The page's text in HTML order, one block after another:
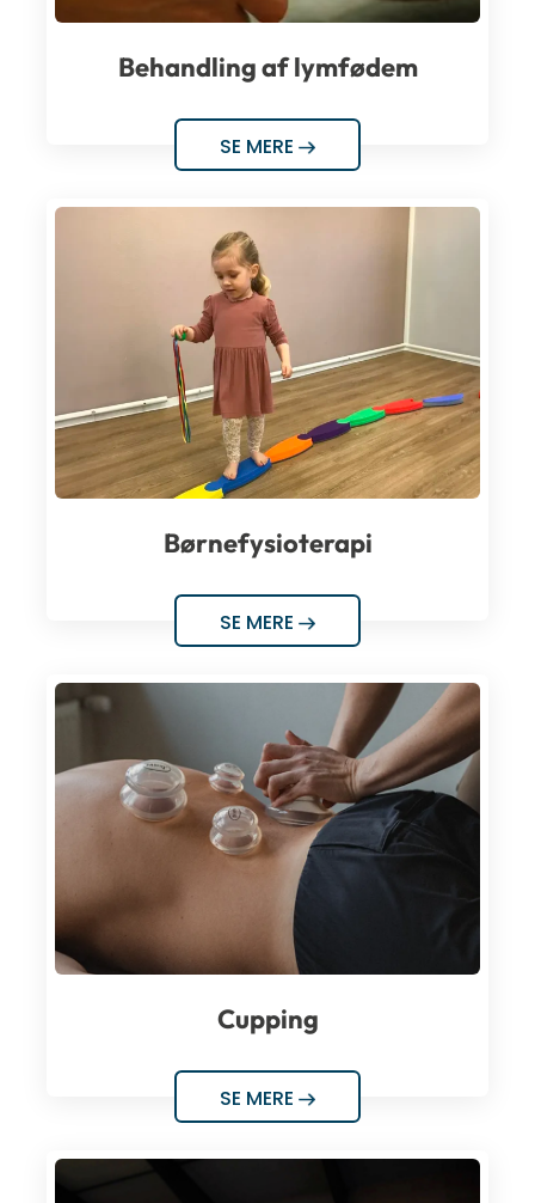
Behandling af lymfødem
SE MERE
Børnefysioterapi
SE MERE
Cupping
SE MERE